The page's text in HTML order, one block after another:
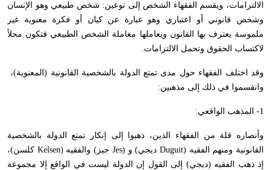
الالتزامات، ويقسم الفقهاء الشخص إلى نوعين: شخص طبيعي وهو الإنسان
وشخص قانوني أو اعتباري وهو عبارة عن كيان أو فكرة معنوية غير
ملموسة يعترف بها القانون ويعاملها معاملة الشخص الطبيعي فتكون محلاً
لاكتساب الحقوق وتحمل الالتزامات.
وقد اختلف الفقهاء حول مدى تمتع الدولة بالشخصية القانونية (المعنوية)،
وانقسموا في ذلك إلى مذهبين:
1- المذهب الواقعي:
وأنصاره قلة من الفقهاء الذين، ذهبوا إلى إنكار تمتع الدولة بالشخصية
القانونية ومنهم الفقيه (Duguit ديجي) و (Jes جيز) والفقيه (Kelsen كلسن)،
إذ ذهب الفقيه (ديجي) إلى القول إن الدولة ليست في الواقع إلا مجموعة